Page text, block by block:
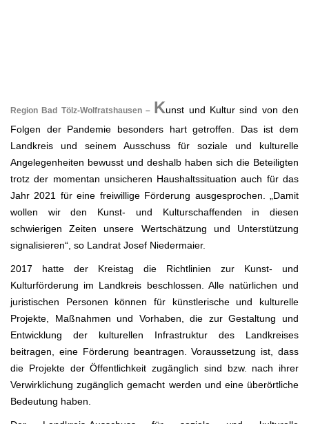
Region Bad Tölz-Wolfratshausen – Kunst und Kultur sind von den
Folgen der Pandemie besonders hart getroffen. Das ist dem
Landkreis und seinem Ausschuss für soziale und kulturelle
Angelegenheiten bewusst und deshalb haben sich die Beteiligten
trotz der momentan unsicheren Haushaltssituation auch für das
Jahr 2021 für eine freiwillige Förderung ausgesprochen. „Damit
wollen wir den Kunst- und Kulturschaffenden in diesen
schwierigen Zeiten unsere Wertschätzung und Unterstützung
signalisieren“, so Landrat Josef Niedermaier.
2017 hatte der Kreistag die Richtlinien zur Kunst- und
Kulturförderung im Landkreis beschlossen. Alle natürlichen und
juristischen Personen können für künstlerische und kulturelle
Projekte, Maßnahmen und Vorhaben, die zur Gestaltung und
Entwicklung der kulturellen Infrastruktur des Landkreises
beitragen, eine Förderung beantragen. Voraussetzung ist, dass
die Projekte der Öffentlichkeit zugänglich sind bzw. nach ihrer
Verwirklichung zugänglich gemacht werden und eine überörtliche
Bedeutung haben.